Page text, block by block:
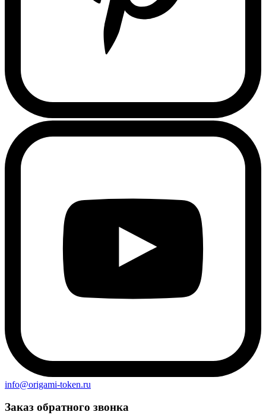
info@origami-token.ru
Заказ обратного звонка